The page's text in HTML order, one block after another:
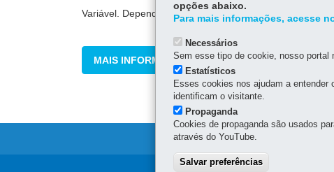
Variável. Depende da solicitação.
MAIS INFORMAÇÕES
opções abaixo.
Para mais informações, acesse
Necessários
Sem esse tipo de cookie, nosso portal
Estatísticos
Esses cookies nos ajudam a
identificam o visitante.
Propaganda
Cookies de propaganda são usados
através do YouTube.
Salvar preferências